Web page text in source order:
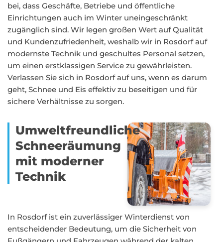
bei, dass Geschäfte, Betriebe und öffentliche
Einrichtungen auch im Winter uneingeschränkt
zugänglich sind. Wir legen großen Wert auf Qualität
und Kundenzufriedenheit, weshalb wir in Rosdorf auf
modernste Technik und geschultes Personal setzen,
um einen erstklassigen Service zu gewährleisten.
Verlassen Sie sich in Rosdorf auf uns, wenn es darum
geht, Schnee und Eis effektiv zu beseitigen und für
sichere Verhältnisse zu sorgen.
Umweltfreundliche
Schneeräumung
mit moderner
Technik
In Rosdorf ist ein zuverlässiger Winterdienst von
entscheidender Bedeutung, um die Sicherheit von